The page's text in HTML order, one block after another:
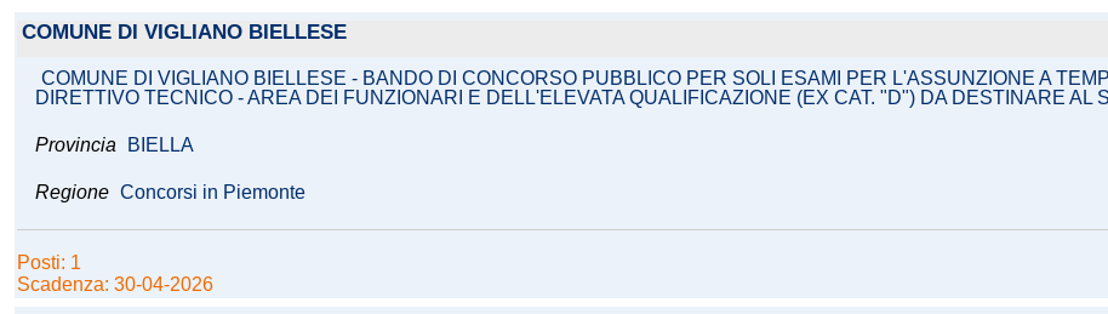
COMUNE DI VIGLIANO BIELLESE
COMUNE DI VIGLIANO BIELLESE - BANDO DI CONCORSO PUBBLICO PER SOLI ESAMI PER L'ASSUNZIONE A
DIRETTIVO TECNICO - AREA DEI FUNZIONARI E DELL'ELEVATA QUALIFICAZIONE (EX CAT. "D") DA DESTINARE AL
Provincia BIELLA
Regione Concorsi in Piemonte
Posti: 1
Scadenza: 30-04-2026